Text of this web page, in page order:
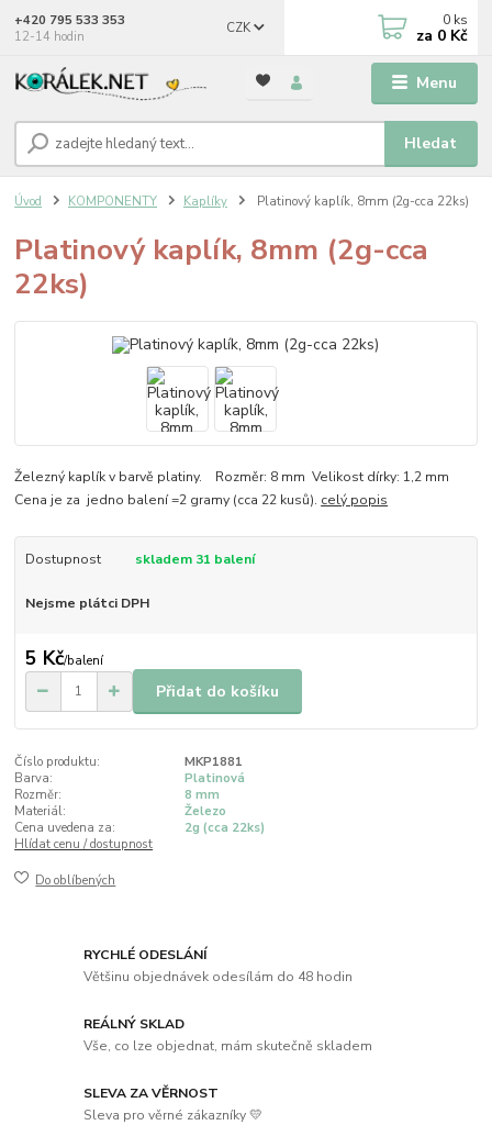
Menu
CZK
Hledat
+420 795 533 353
12-14 hodin
0 ks
za 0 Kč
Úvod KOMPONENTY Kaplíky Platinový kaplík, 8mm (2g-cca 22ks)
Platinový kaplík, 8mm (2g-cca
22ks)
Železný kaplík v barvě platiny. Rozměr: 8 mm Velikost dírky: 1,2 mm
Cena je za jedno balení =2 gramy (cca 22 kusů). celý popis
Dostupnost skladem 31 balení
Nejsme plátci DPH
5 Kč/balení
Přidat do košíku
Číslo produktu:
MKP1881
Barva:
Platinová
Rozměr:
8 mm
Materiál:
Železo
Cena uvedena za:
2g (cca 22ks)
Hlídat cenu / dostupnost
Do oblíbených
RYCHLÉ ODESLÁNÍ
Většinu objednávek odesílám do 48 hodin
REÁLNÝ SKLAD
Vše, co lze objednat, mám skutečně skladem
SLEVA ZA VĚRNOST
Sleva pro věrné zákazníky 💛